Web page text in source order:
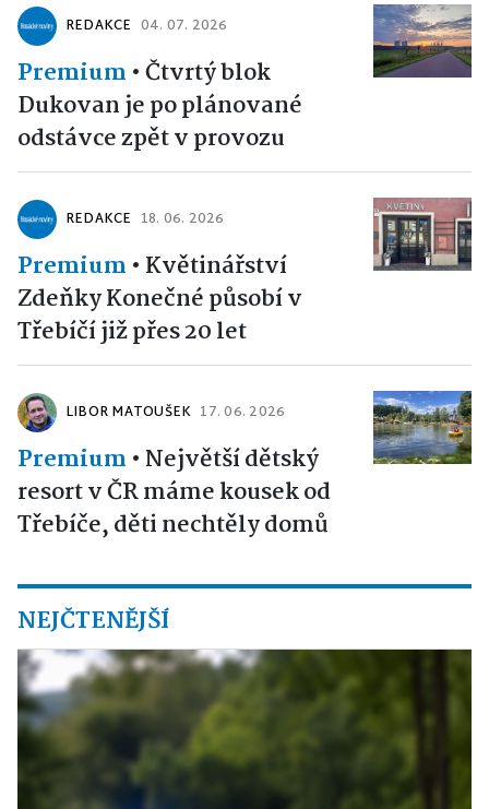
REDAKCE 04. 07. 2026
Premium •Čtvrtý blok
Dukovan je po plánované
odstávce zpět v provozu
REDAKCE 18. 06. 2026
Premium • Květinářství
Zdeňky Konečné působí v
Třebíčí již přes 20 let
LIBOR MATOUŠEK 17. 06. 2026
Premium • Největší dětský
resort v ČR máme kousek od
Třebíče, děti nechtěly domů
NEJČTENĚJŠÍ